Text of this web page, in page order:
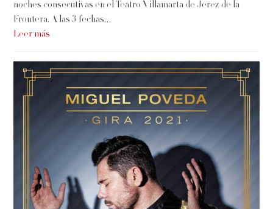
noches consecutivas en el Teatro Villamarta de Jerez de la
Frontera. A las 3 fechas…
Leer más